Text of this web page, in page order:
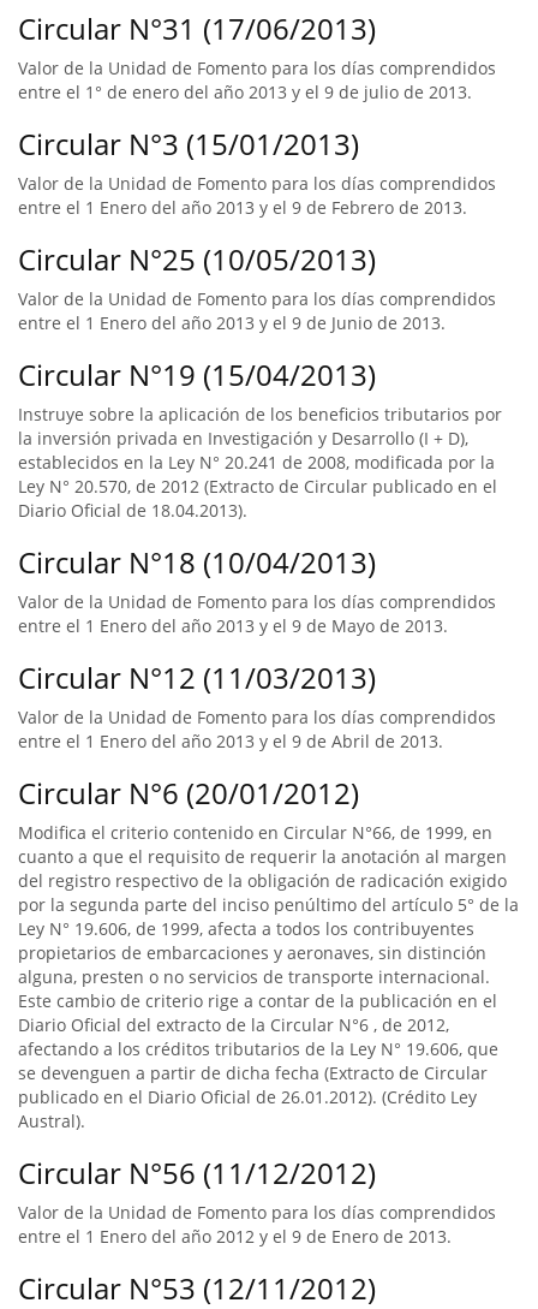
Circular N°31 (17/06/2013)
Valor de la Unidad de Fomento para los días comprendidos
entre el 1° de enero del año 2013 y el 9 de julio de 2013.
Circular N°3 (15/01/2013)
Valor de la Unidad de Fomento para los días comprendidos
entre el 1 Enero del año 2013 y el 9 de Febrero de 2013.
Circular N°25 (10/05/2013)
Valor de la Unidad de Fomento para los días comprendidos
entre el 1 Enero del año 2013 y el 9 de Junio de 2013.
Circular N°19 (15/04/2013)
Instruye sobre la aplicación de los beneficios tributarios por
la inversión privada en Investigación y Desarrollo (I + D),
establecidos en la Ley N° 20.241 de 2008, modificada por la
Ley N° 20.570, de 2012 (Extracto de Circular publicado en el
Diario Oficial de 18.04.2013).
Circular N°18 (10/04/2013)
Valor de la Unidad de Fomento para los días comprendidos
entre el 1 Enero del año 2013 y el 9 de Mayo de 2013.
Circular N°12 (11/03/2013)
Valor de la Unidad de Fomento para los días comprendidos
entre el 1 Enero del año 2013 y el 9 de Abril de 2013.
Circular N°6 (20/01/2012)
Modifica el criterio contenido en Circular N°66, de 1999, en
cuanto a que el requisito de requerir la anotación al margen
del registro respectivo de la obligación de radicación exigido
por la segunda parte del inciso penúltimo del artículo 5° de la
Ley N° 19.606, de 1999, afecta a todos los contribuyentes
propietarios de embarcaciones y aeronaves, sin distinción
alguna, presten o no servicios de transporte internacional.
Este cambio de criterio rige a contar de la publicación en el
Diario Oficial del extracto de la Circular N°6 , de 2012,
afectando a los créditos tributarios de la Ley N° 19.606, que
se devenguen a partir de dicha fecha (Extracto de Circular
publicado en el Diario Oficial de 26.01.2012). (Crédito Ley
Austral).
Circular N°56 (11/12/2012)
Valor de la Unidad de Fomento para los días comprendidos
entre el 1 Enero del año 2012 y el 9 de Enero de 2013.
Circular N°53 (12/11/2012)